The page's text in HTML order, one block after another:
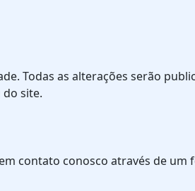
Todas as alterações serão
site.
contato conosco através de